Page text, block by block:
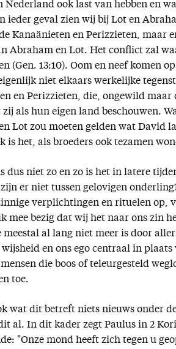
Nederland ook last van hebben en
ieder geval zien wij bij Lot en
Kanaänieten en Perizzieten, maar
Abraham en Lot. Het conflict zal
(Gen. 13:10). Oom en neef komen
niet elkaars werkelijke
en Perizzieten, die, ongewild maar
als hun eigen land beschouwen.
Lot zou moeten gelden wat David
is het, als broeders ook tezamen
dus niet zo en zo is het in latere
er niet tussen gelovigen
verplichtingen en rituelen op,
mee bezig dat wij het naar ons zin
meestal al lang niet meer is door
wijsheid en ons ego centraal in
die boos of teleurgesteld
toe.
wat dit betreft niets nieuws onder
al. In dit kader zegt Paulus in 2
"Onze mond heeft zich tegen u